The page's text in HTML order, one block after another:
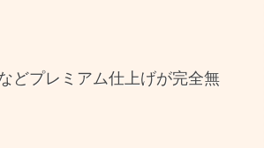
どプレミアム仕上げが完全無